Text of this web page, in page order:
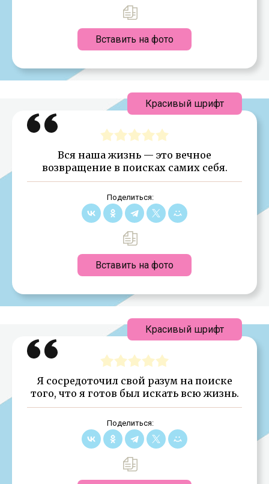
Вставить на фото
Вся наша жизнь — это вечное
возвращение в поисках самих себя.
Поделиться:
Вставить на фото
Красивый шрифт
Я сосредоточил свой разум на поиске
того, что я готов был искать всю жизнь.
Поделиться:
Красивый шрифт